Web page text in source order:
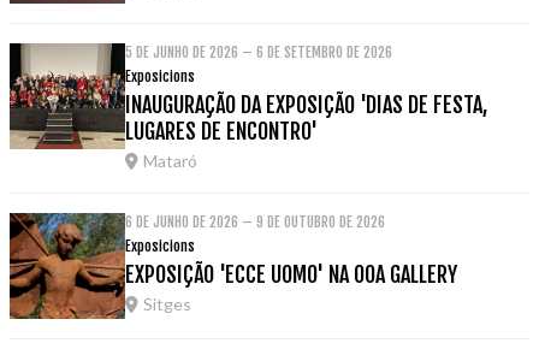
5 DE JUNHO DE 2026 – 6 DE SETEMBRO DE 2026
Exposicions
INAUGURAÇÃO DA EXPOSIÇÃO 'DIAS DE FESTA,
LUGARES DE ENCONTRO'
Mataró
6 DE JUNHO DE 2026 – 9 DE OUTUBRO DE 2026
Exposicions
EXPOSIÇÃO 'ECCE UOMO' NA OOA GALLERY
Sitges